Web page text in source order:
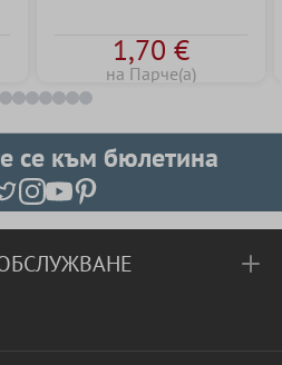
1,70 €
на Парче(а)
се към бюлетина